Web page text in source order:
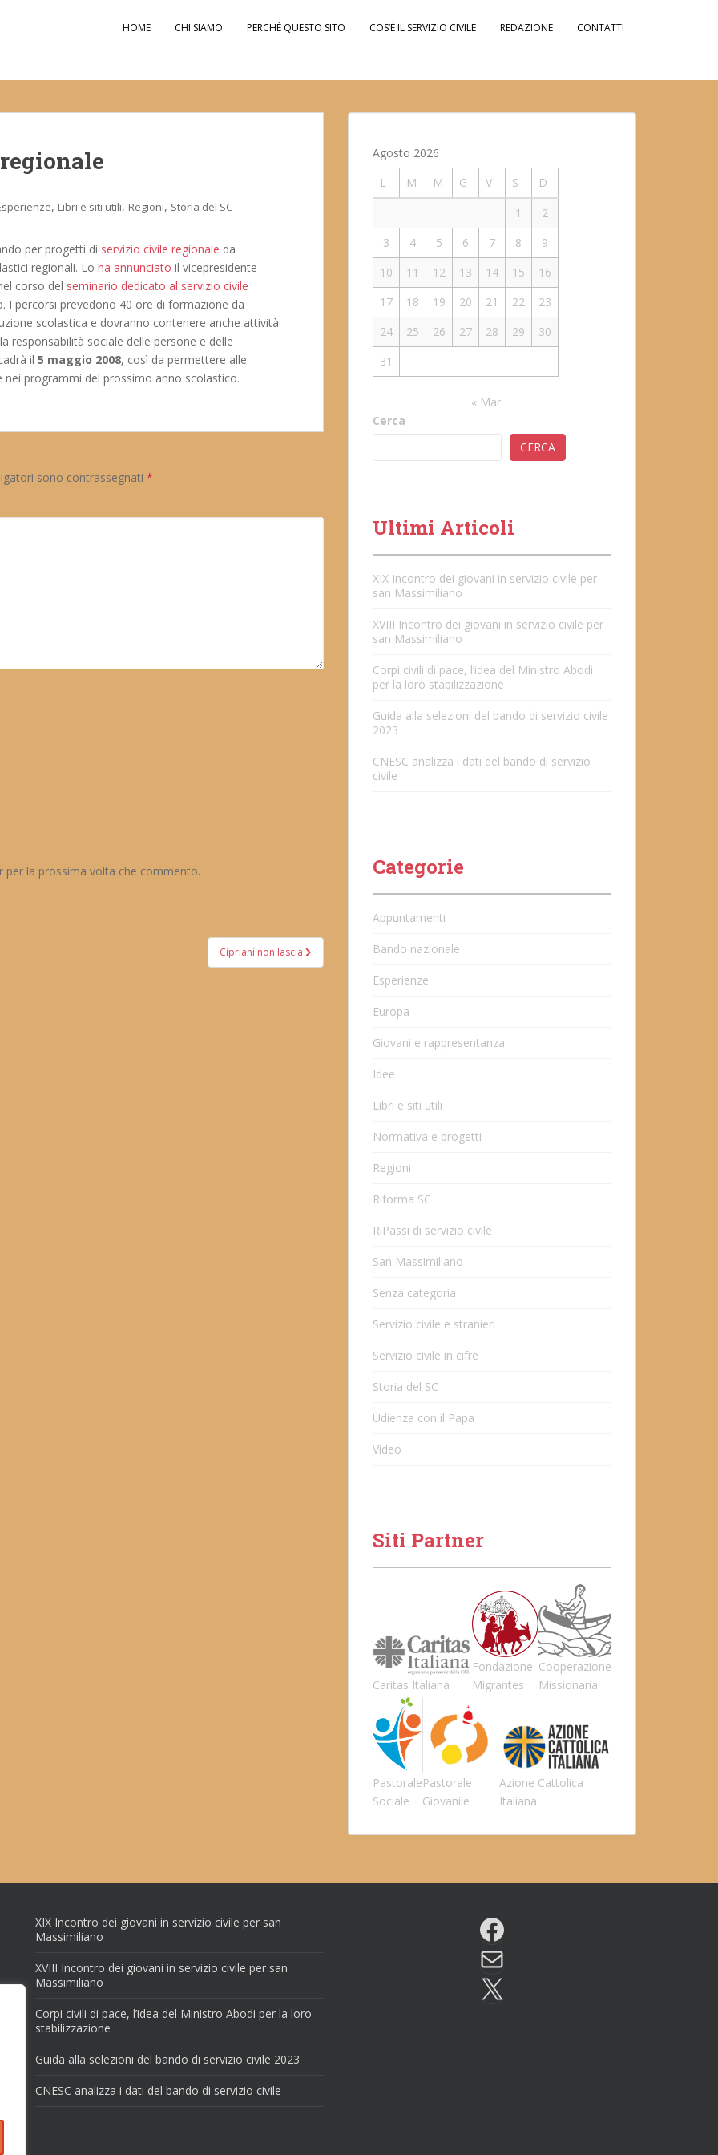
HOME CHI SIAMO PERCHÈ QUESTO SITO COS’È IL SERVIZIO CIVILE REDAZIONE CONTATTI
, Libri e siti utili, Regioni, Storia del SC
per progetti di servizio civile regionale da
regionali. Lo ha annunciato il vicepresidente
corso del seminario dedicato al servizio civile
I percorsi prevedono 40 ore di formazione da
scolastica e dovranno contenere anche attività
responsabilità sociale delle persone e delle
il 5 maggio 2008, così da permettere alle
nei programmi del prossimo anno scolastico.
sono contrassegnati *
la prossima volta che commento.
Cipriani non lascia
Agosto 2026
L
M M G V S
D
1
2
3
4 5 6 7 8
9
10
11 12 13 14 15
16
17
18 19 20 21 22
23
24
25 26 27 28 29
30
31
« Mar
Cerca
CERCA
Ultimi Articoli
XIX Incontro dei giovani in servizio civile per
san Massimiliano
XVIII Incontro dei giovani in servizio civile per
san Massimiliano
Corpi civili di pace, l’idea del Ministro Abodi
per la loro stabilizzazione
Guida alla selezioni del bando di servizio civile
2023
CNESC analizza i dati del bando di servizio
civile
Categorie
Appuntamenti
Bando nazionale
Esperienze
Europa
Giovani e rappresentanza
Idee
Libri e siti utili
Normativa e progetti
Regioni
Riforma SC
RiPassi di servizio civile
San Massimiliano
Senza categoria
Servizio civile e stranieri
Servizio civile in cifre
Storia del SC
Udienza con il Papa
Video
Siti Partner
Caritas Italiana
Fondazione
Migrantes
Cooperazione
Missionaria
Pastorale
Sociale
Pastorale
Giovanile
Azione Cattolica
Italiana
XIX Incontro dei giovani in servizio civile per san
Massimiliano
XVIII Incontro dei giovani in servizio civile per san
Massimiliano
Corpi civili di pace, l’idea del Ministro Abodi per la loro
stabilizzazione
Guida alla selezioni del bando di servizio civile 2023
CNESC analizza i dati del bando di servizio civile
Facebook
Email
X